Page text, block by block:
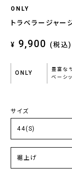
ONLY
トラベラージャー
¥ 9,900 (税込)
ONLY
豊富な
ベーシ
サイズ
裾上げ